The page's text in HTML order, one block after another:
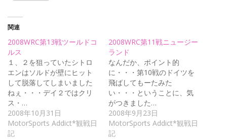
関連
2008WRC第13戦ツールドコ
ルス
１、２を狙っていたシトロ
エンはソルドが壁にヒット
して脱落してしまいました
ねぇ・・・デイ２ではクリ
ス・…
2008年10月31日
MotorSports Addict*観戦日
記
2008WRC第11戦ニュージー
ランド
なんだか、ポイント的
に・・・第10戦のドイツを
飛ばしてもーたみた
い・・・ということに、気
がつきました…
2008年9月23日
MotorSports Addict*観戦日
記